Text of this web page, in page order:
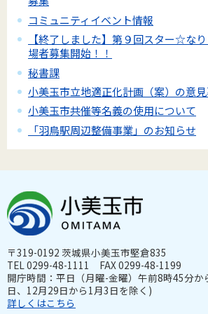
コミュニティイベント情報
【終了しました】第９回スター☆な
場者募集開始！！
秘書課
小美玉市立地適正化計画（案）の意
小美玉市共催等名義の使用について
「羽鳥駅周辺整備事業」のお知らせ
〒319-0192 茨城県小美玉市堅倉835
TEL 0299-48-1111 FAX 0299-48-1199
開庁時間：平日（月曜-金曜）午前8時45分
日、12月29日から1月3日を除く)
詳しくはこちら